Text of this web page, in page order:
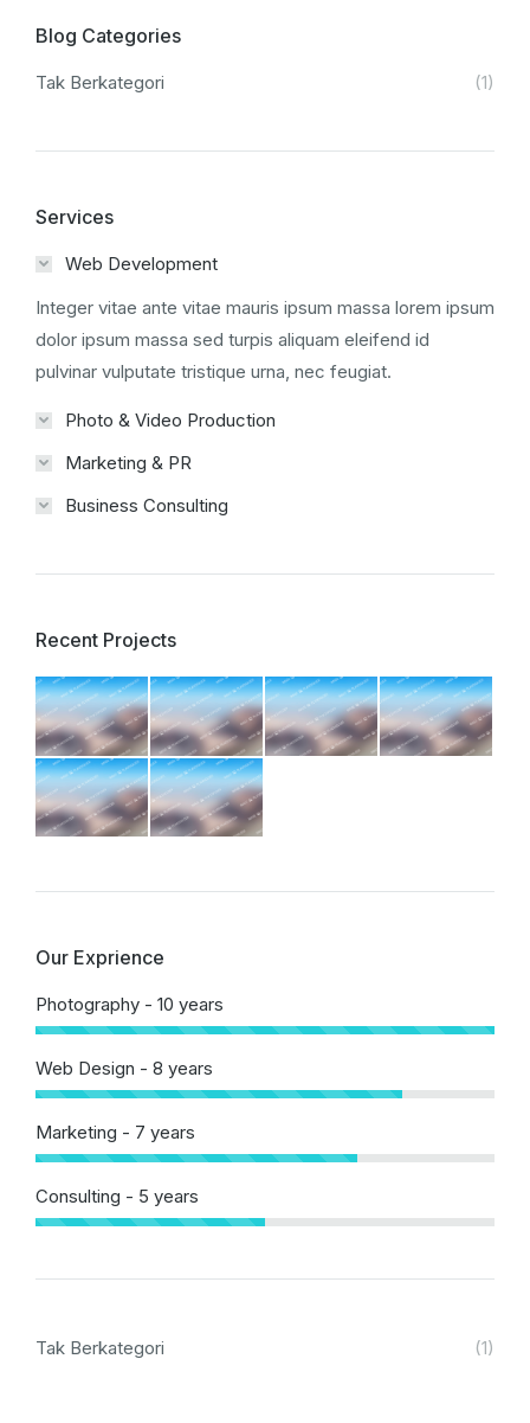
Blog Categories
Tak Berkategori (1)
Services
Web Development
Integer vitae ante vitae mauris ipsum massa lorem ipsum
dolor ipsum massa sed turpis aliquam eleifend id
pulvinar vulputate tristique urna, nec feugiat.
Photo & Video Production
Marketing & PR
Business Consulting
Recent Projects
Our Exprience
Photography - 10 years
Web Design - 8 years
Marketing - 7 years
Consulting - 5 years
Tak Berkategori (1)